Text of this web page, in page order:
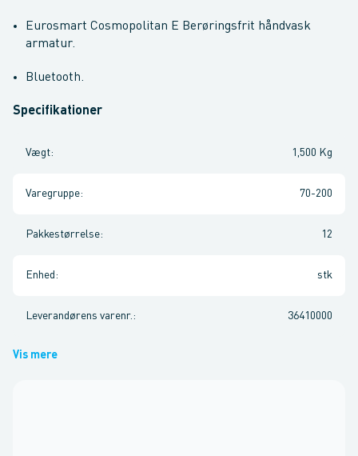
Eurosmart Cosmopolitan E Berøringsfrit håndvask
armatur.
Bluetooth.
Specifikationer
Vægt: 1,500 Kg
Varegruppe: 70-200
Pakkestørrelse: 12
Enhed : stk
Leverandørens varenr. : 36410000
Vis mere